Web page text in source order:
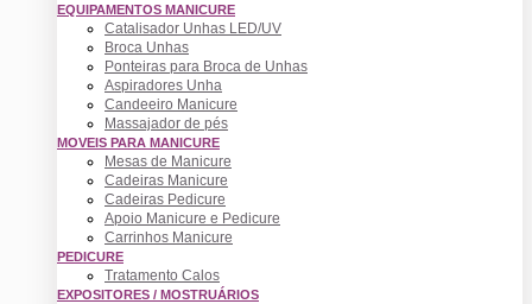
EQUIPAMENTOS MANICURE
Catalisador Unhas LED/UV
Broca Unhas
Ponteiras para Broca de Unhas
Aspiradores Unha
Candeeiro Manicure
Massajador de pés
MOVEIS PARA MANICURE
Mesas de Manicure
Cadeiras Manicure
Cadeiras Pedicure
Apoio Manicure e Pedicure
Carrinhos Manicure
PEDICURE
Tratamento Calos
EXPOSITORES / MOSTRUÁRIOS